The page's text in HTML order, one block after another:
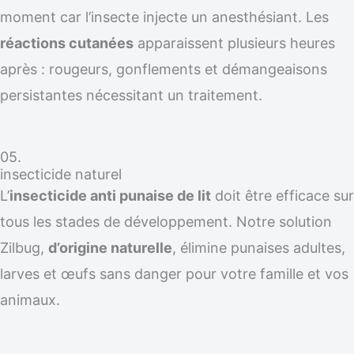
moment car l’insecte injecte un anesthésiant. Les
réactions cutanées apparaissent plusieurs heures
après : rougeurs, gonflements et démangeaisons
persistantes nécessitant un traitement.
05.
insecticide naturel
L’insecticide anti punaise de lit doit être efficace sur
tous les stades de développement. Notre solution
Zilbug, d’origine naturelle, élimine punaises adultes,
larves et œufs sans danger pour votre famille et vos
animaux.